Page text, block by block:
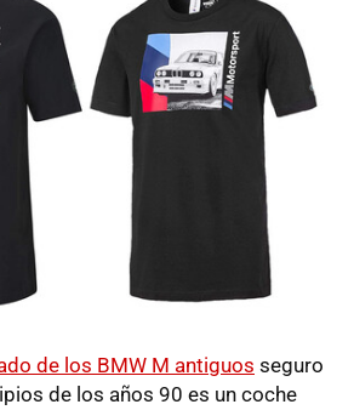
de los BMW M antiguos seguro
de los años 90 es un coche